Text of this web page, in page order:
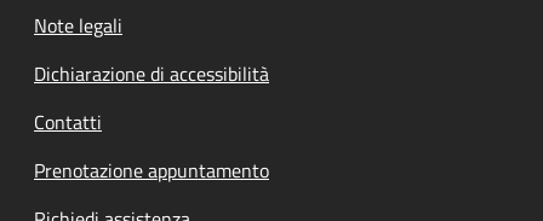
Note legali
Dichiarazione di accessibilità
Contatti
Prenotazione appuntamento